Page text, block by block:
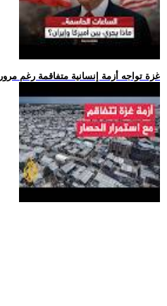
.. غزة تواجه أزمة إنسانية متفاقمة رغم مرور 300 يوم على اتفاق وق